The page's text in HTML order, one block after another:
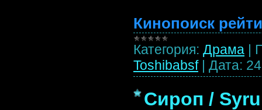
Кинопоиск
Категория: Драма |
Toshibabsf | Дата:
Сироп /